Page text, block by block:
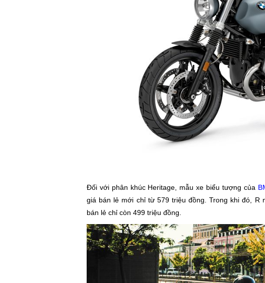
Đối với phân khúc Heritage, mẫu xe biểu tượng của
giá bán lẻ mới chỉ từ 579 triệu đồng. Trong khi đó, R
bán lẻ chỉ còn 499 triệu đồng.